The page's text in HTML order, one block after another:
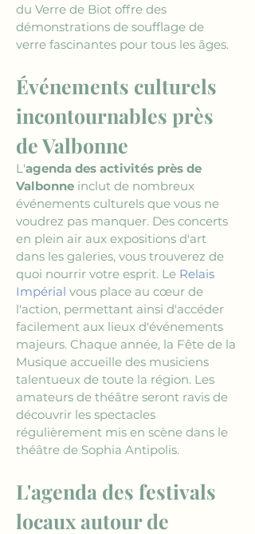
du Verre de Biot offre des
démonstrations de soufflage de
verre fascinantes pour tous les âges.
Événements culturels
incontournables près
de Valbonne
L'agenda des activités près de
Valbonne inclut de nombreux
événements culturels que vous ne
voudrez pas manquer. Des concerts
en plein air aux expositions d'art
dans les galeries, vous trouverez de
quoi nourrir votre esprit. Le Relais
Impérial vous place au cœur de
l'action, permettant ainsi d'accéder
facilement aux lieux d'événements
majeurs. Chaque année, la Fête de la
Musique accueille des musiciens
talentueux de toute la région. Les
amateurs de théâtre seront ravis de
découvrir les spectacles
régulièrement mis en scène dans le
théâtre de Sophia Antipolis.
L'agenda des festivals
locaux autour de